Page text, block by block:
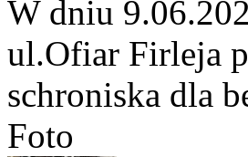
W dniu
ul.Ofiar Firleja
schroniska dla
Foto